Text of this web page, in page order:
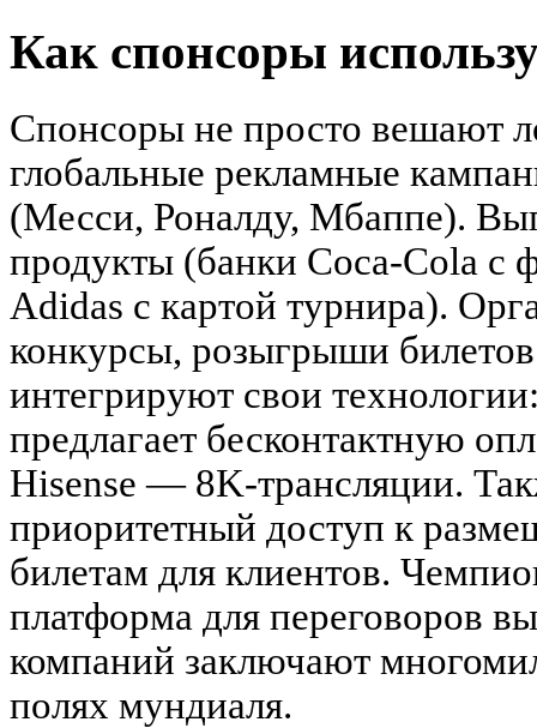
Как спонсоры
Спонсоры не просто вешают
глобальные рекламные
(Месси, Роналду, Мбаппе).
продукты (банки Coca-Cola с
Adidas с картой турнира).
конкурсы, розыгрыши
интегрируют свои
предлагает бесконтактную
Hisense — 8K-трансляции.
приоритетный доступ к
билетам для клиентов.
платформа для переговоров
компаний заключают
полях мундиаля.